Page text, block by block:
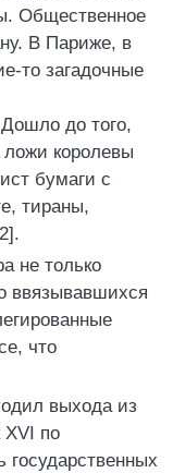
Общественное
В Париже, в
то загадочные
до того,
ложи королевы
бумаги с
тираны,
не только
ввязывавшихся
что
выхода из
XVI по